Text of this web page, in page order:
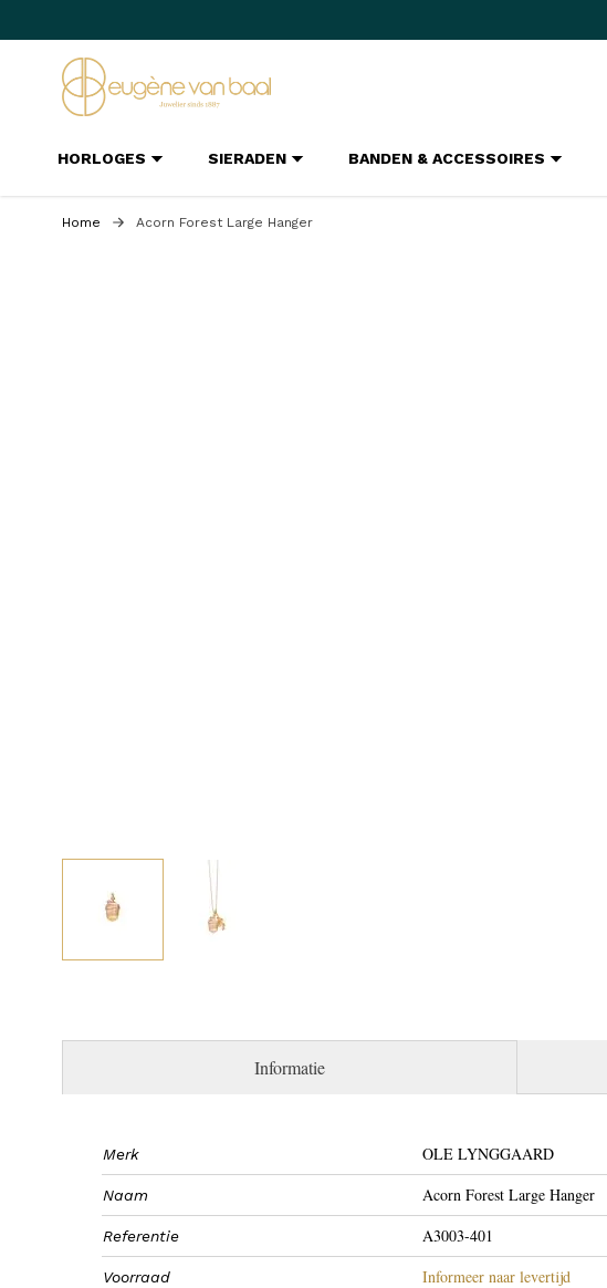
HORLOGES SIERADEN BANDEN & ACCESSOIRES
Home Acorn Forest Large Hanger
Informatie
Merk OLE LYNGGAARD
Naam Acorn Forest Large Hanger
Referentie A3003-401
Voorraad Informeer naar levertijd